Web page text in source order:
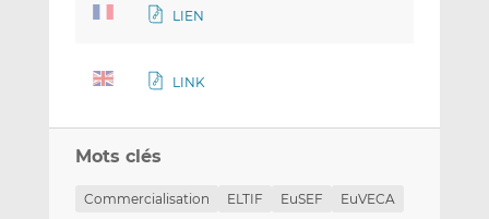
LIEN
LINK
Mots clés
Commercialisation ELTIF EuSEF EuVECA